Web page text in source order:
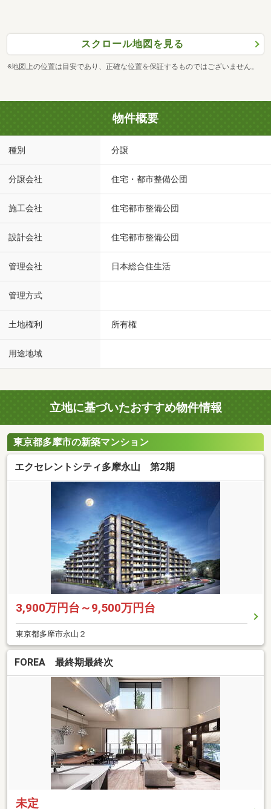
スクロール地図を見る
※地図上の位置は目安であり、正確な位置を保証するものではございません。
物件概要
種別 分譲
分譲会社 住宅・都市整備公団
施工会社 住宅都市整備公団
設計会社 住宅都市整備公団
管理会社 日本総合住生活
管理方式
土地権利 所有権
用途地域
立地に基づいたおすすめ物件情報
東京都多摩市の新築マンション
エクセレントシティ多摩永山 第2期
3,900万円台～9,500万円台
東京都多摩市永山２
FOREA 最終期最終次
未定